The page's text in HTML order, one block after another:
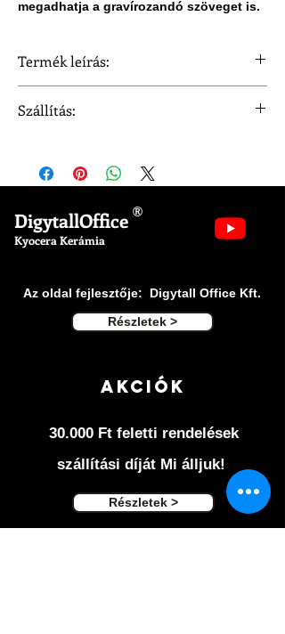
megadhatja a gravírozandó szöveget is.
Termék leírás:
Származás: Japán
Penge színe: fekete
Nyél: Rozsdamentes acél
Csomagolás: Igényes dobozban.
Szállítás:
®
DigytallOffice
Kyocera Kerámia
Az oldal fejlesztője: Digytall Office Kft.
Részletek >
Akciók
30.000 Ft feletti rendelések
szállítási díját Mi álljuk!
Részletek >